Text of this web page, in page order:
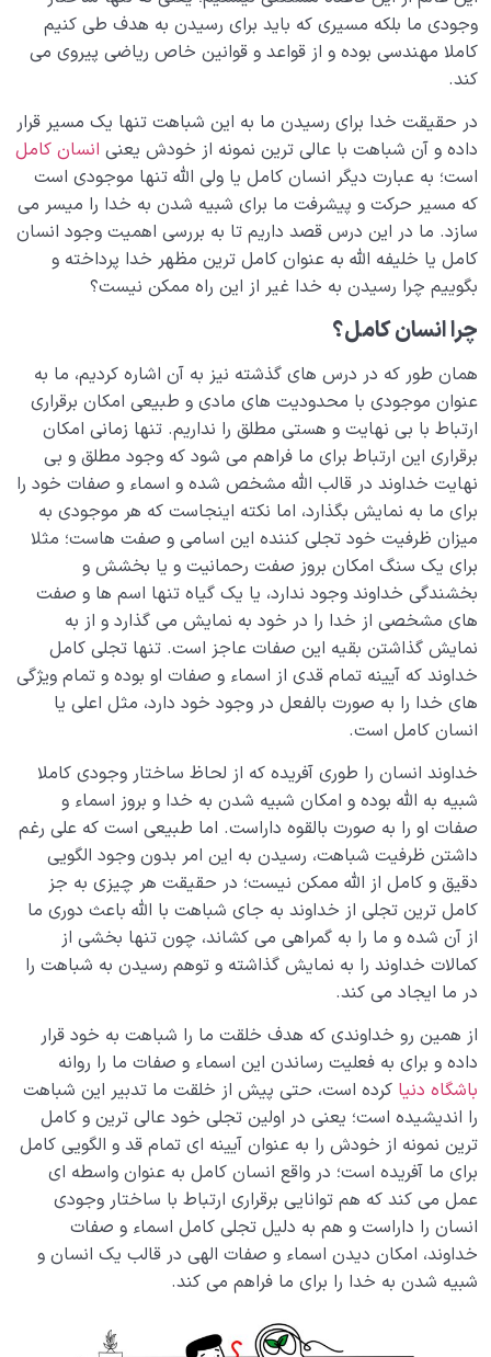
بررسی مفهوم حصن ایمن در حدیث سلسله الذهب؛ چرا لا
اله الا الله دژ خداوند است؟
حقوقی خود با اهل بیت چه می دانیم؟
مفهوم خانواده آسمانی چیست؛ چه ارتباطی بین شناخت
این خانواده و هدف خلقت وجود دارد؟
مهندسی نفس و تربیت روح 0/11
بلوغ کودک عزیز روان
ابتلاء و امتحان در زندگی 0/26
شیطان دشمن آشکار 0/14
بیماری‌های پنهان روح 0/15
شناخت بهشت و جهنم
نگاه ابدی و آمادگی برای آخرت 0/14
از خیال تا سلامت قلب 0/31
انسان در مرکز آفرینش 0/9
دیدار جهان غیب 0/9
وجودی ما بلکه مسیری که باید برای رسیدن به هدف طی کنیم
کاملا مهندسی بوده و از قواعد و قوانین خاص ریاضی پیروی می
کند.
در حقیقت خدا برای رسیدن ما به این شباهت تنها یک مسیر قرار
داده و آن شباهت با عالی ترین نمونه از خودش یعنی انسان کامل
است؛ به عبارت دیگر انسان کامل یا ولی الله تنها موجودی است
که مسیر حرکت و پیشرفت ما برای شبیه شدن به خدا را میسر می
سازد. ما در این درس قصد داریم تا به بررسی اهمیت وجود انسان
کامل یا خلیفه الله به عنوان کامل ترین مظهر خدا پرداخته و
بگوییم چرا رسیدن به خدا غیر از این راه ممکن نیست؟
چرا انسان کامل؟
همان طور که در درس های گذشته نیز به آن اشاره کردیم، ما به
عنوان موجودی با محدودیت های مادی و طبیعی امکان برقراری
ارتباط با بی نهایت و هستی مطلق را نداریم. تنها زمانی امکان
برقراری این ارتباط برای ما فراهم می شود که وجود مطلق و بی
نهایت خداوند در قالب الله مشخص شده و اسماء و صفات خود را
برای ما به نمایش بگذارد، اما نکته اینجاست که هر موجودی به
میزان ظرفیت خود تجلی کننده این اسامی و صفت هاست؛ مثلا
برای یک سنگ امکان بروز صفت رحمانیت و یا بخشش و
بخشندگی خداوند وجود ندارد، یا یک گیاه تنها اسم ها و صفت
های مشخصی از خدا را در خود به نمایش می گذارد و از به
نمایش گذاشتن بقیه این صفات عاجز است. تنها تجلی کامل
خداوند که آیینه تمام قدی از اسماء و صفات او بوده و تمام ویژگی
های خدا را به صورت بالفعل در وجود خود دارد، مثل اعلی یا
انسان کامل است.
خداوند انسان را طوری آفریده که از لحاظ ساختار وجودی کاملا
شبیه به الله بوده و امکان شبیه شدن به خدا و بروز اسماء و
صفات او را به صورت بالقوه داراست. اما طبیعی است که علی رغم
داشتن ظرفیت شباهت، رسیدن به این امر بدون وجود الگویی
دقیق و کامل از الله ممکن نیست؛ در حقیقت هر چیزی به جز
کامل ترین تجلی از خداوند به جای شباهت با الله باعث دوری ما
از آن شده و ما را به گمراهی می کشاند، چون تنها بخشی از
کمالات خداوند را به نمایش گذاشته و توهم رسیدن به شباهت را
در ما ایجاد می کند.
از همین رو خداوندی که هدف خلقت ما را شباهت به خود قرار
داده و برای به فعلیت رساندن این اسماء و صفات ما را روانه
باشگاه دنیا کرده است، حتی پیش از خلقت ما تدبیر این شباهت
را اندیشیده است؛ یعنی در اولین تجلی خود عالی ترین و کامل
ترین نمونه از خودش را به عنوان آیینه ای تمام قد و الگویی کامل
برای ما آفریده است؛ در واقع انسان کامل به عنوان واسطه ای
عمل می کند که هم توانایی برقراری ارتباط با ساختار وجودی
انسان را داراست و هم به دلیل تجلی کامل اسماء و صفات
خداوند، امکان دیدن اسماء و صفات الهی در قالب یک انسان و
شبیه شدن به خدا را برای ما فراهم می کند.